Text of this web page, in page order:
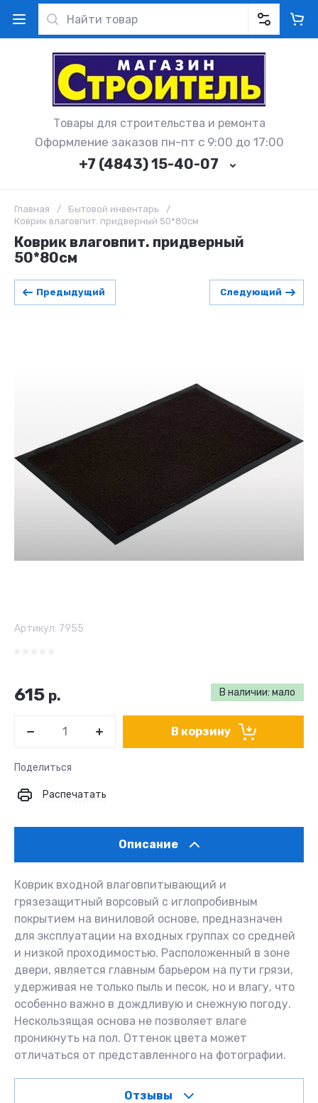
Товары для строительства и ремонта
Оформление заказов пн-пт с 9:00 до 17:00
+7 (4843) 15-40-07
Главная / Бытовой инвентарь
/
Коврик влаговпит. придверный 50*80см
Коврик влаговпит. придверный
50*80см
Предыдущий Следующий
Артикул: 7955
В наличии: мало
615 р.
В корзину
Поделиться
Распечатать
Описание
Коврик входной влаговпитывающий и
грязезащитный ворсовый с иглопробивным
покрытием на виниловой основе, предназначен
для эксплуатации на входных группах со средней
и низкой проходимостью. Расположенный в зоне
двери, является главным барьером на пути грязи,
удерживая не только пыль и песок, но и влагу, что
особенно важно в дождливую и снежную погоду.
Нескользящая основа не позволяет влаге
проникнуть на пол. Оттенок цвета может
отличаться от представленного на фотографии.
Отзывы